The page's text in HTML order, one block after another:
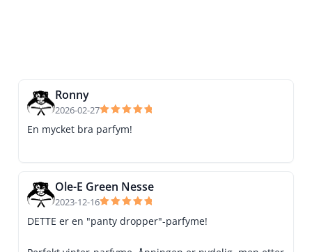
Ronny
2026-02-27
5av 5
En mycket bra parfym!
Ole-E Green Nesse
2023-12-16
5av 5
DETTE er en "panty dropper"-parfyme!